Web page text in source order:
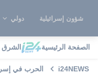
شؤون إسرائيلية دولي
الصفحة الرئيسية
i24NEWS الحرب في